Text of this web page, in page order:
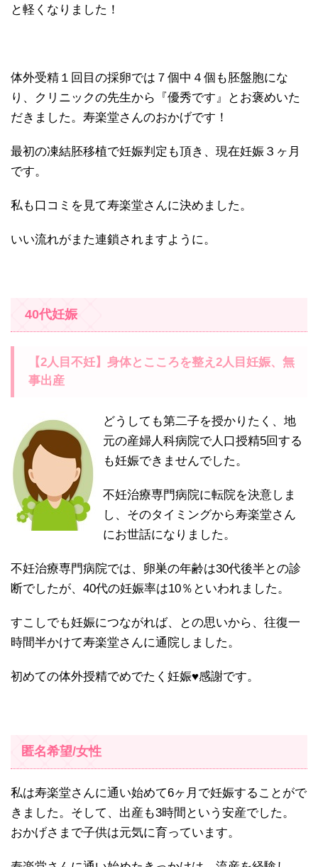
と軽くなりました！
体外受精１回目の採卵では７個中４個も胚盤胞にな
り、クリニックの先生から『優秀です』とお褒めいた
だきました。寿楽堂さんのおかげです！
最初の凍結胚移植で妊娠判定も頂き、現在妊娠３ヶ月
です。
私も口コミを見て寿楽堂さんに決めました。
いい流れがまた連鎖されますように。
40代妊娠
【2人目不妊】身体とこころを整え2人目妊娠、無
事出産
どうしても第二子を授かりたく、地
元の産婦人科病院で人口授精5回する
も妊娠できませんでした。
不妊治療専門病院に転院を決意しま
し、そのタイミングから寿楽堂さん
にお世話になりました。
不妊治療専門病院では、卵巣の年齢は30代後半との診
断でしたが、40代の妊娠率は10％といわれました。
すこしでも妊娠につながれば、との思いから、往復一
時間半かけて寿楽堂さんに通院しました。
初めての体外授精でめでたく妊娠♥️感謝です。
匿名希望/女性
私は寿楽堂さんに通い始めて6ヶ月で妊娠することがで
きました。そして、出産も3時間という安産でした。
おかげさまで子供は元気に育っています。